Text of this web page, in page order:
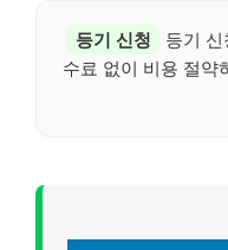
등기 신청
등기
수료 없이 비용 절약